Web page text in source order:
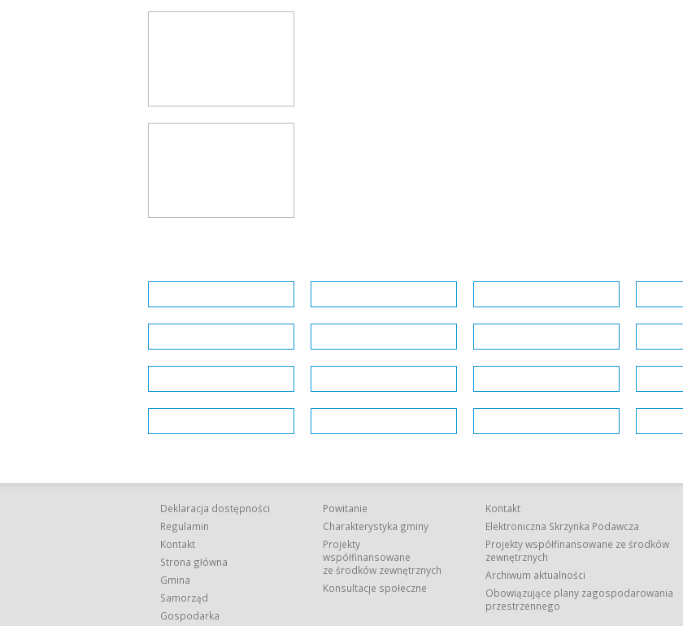
Deklaracja dostępności
Regulamin
Kontakt
Strona główna
Gmina
Samorząd
Gospodarka
Powitanie
Charakterystyka gminy
Projekty
współfinansowane
ze środków zewnętrznych
Konsultacje społeczne
Kontakt
Elektroniczna Skrzynka Podawcza
Projekty współfinansowane ze środków
zewnętrznych
Archiwum aktualności
Obowiązujące plany zagospodarowania
przestrzennego